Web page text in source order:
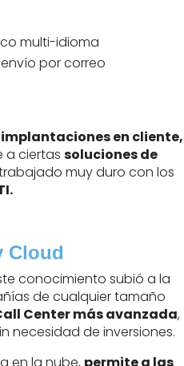
multi-idioma
por correo
implantaciones en cliente,
a ciertassoluciones de
muy duro con los
Cloud
conocimiento subió a la
de cualquier tamaño
Center más avanzada,
necesidad de inversiones.